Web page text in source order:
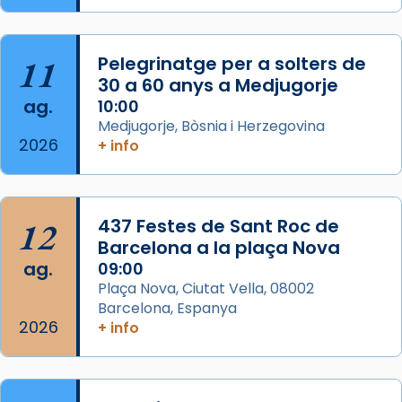
L’arquebisbe de Barcelona, el cardenal Joan
Josep Omella, ha presidit la missa i l’ha
concelebrat el bisbe auxiliar de Barcelona,
Mons. David Abadías.
📸 Dr. G. Simón
Photo
View on Facebook · Share
Arquebisbat de Barcelona
2 weeks ago
Memòria de les santes Juliana i
Semproniana, verges i màrtirs.
Acompanyant la història de sant Cugat, a
partir de l’Edat Mitjana sorgeix la tradició
que les santes Juliana (“relatiu a Júlia”) i
Semproniana (“relatiu a Semprònia =
11
ag.
2026
Pelegrinatge per a solters de
30 a 60 anys a Medjugorje
10:00
Medjugorje, Bòsnia i Herzegovina
+ info
12
ag.
2026
437 Festes de Sant Roc de
Barcelona a la plaça Nova
09:00
Plaça Nova, Ciutat Vella, 08002
Barcelona, Espanya
+ info